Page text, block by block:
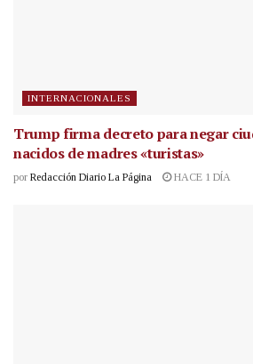
INTERNACIONALES
Trump firma decreto para negar
nacidos de madres «turistas»
por Redacción Diario La Página HACE 1 DÍA